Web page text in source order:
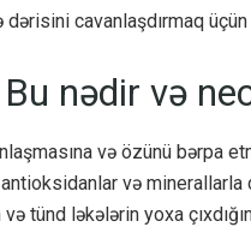
dərisini cavanlaşdırmaq
nədir və
və özünü bərpa
və
və tünd ləkələrin yoxa